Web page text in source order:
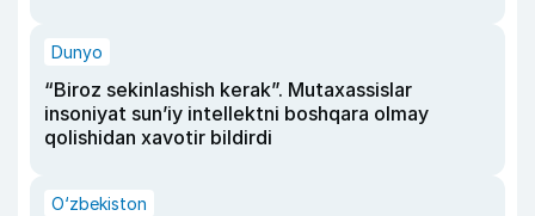
Dunyo
“Biroz sekinlashish kerak”. Mutaxassislar
insoniyat sun’iy intellektni boshqara olmay
qolishidan xavotir bildirdi
O‘zbekiston